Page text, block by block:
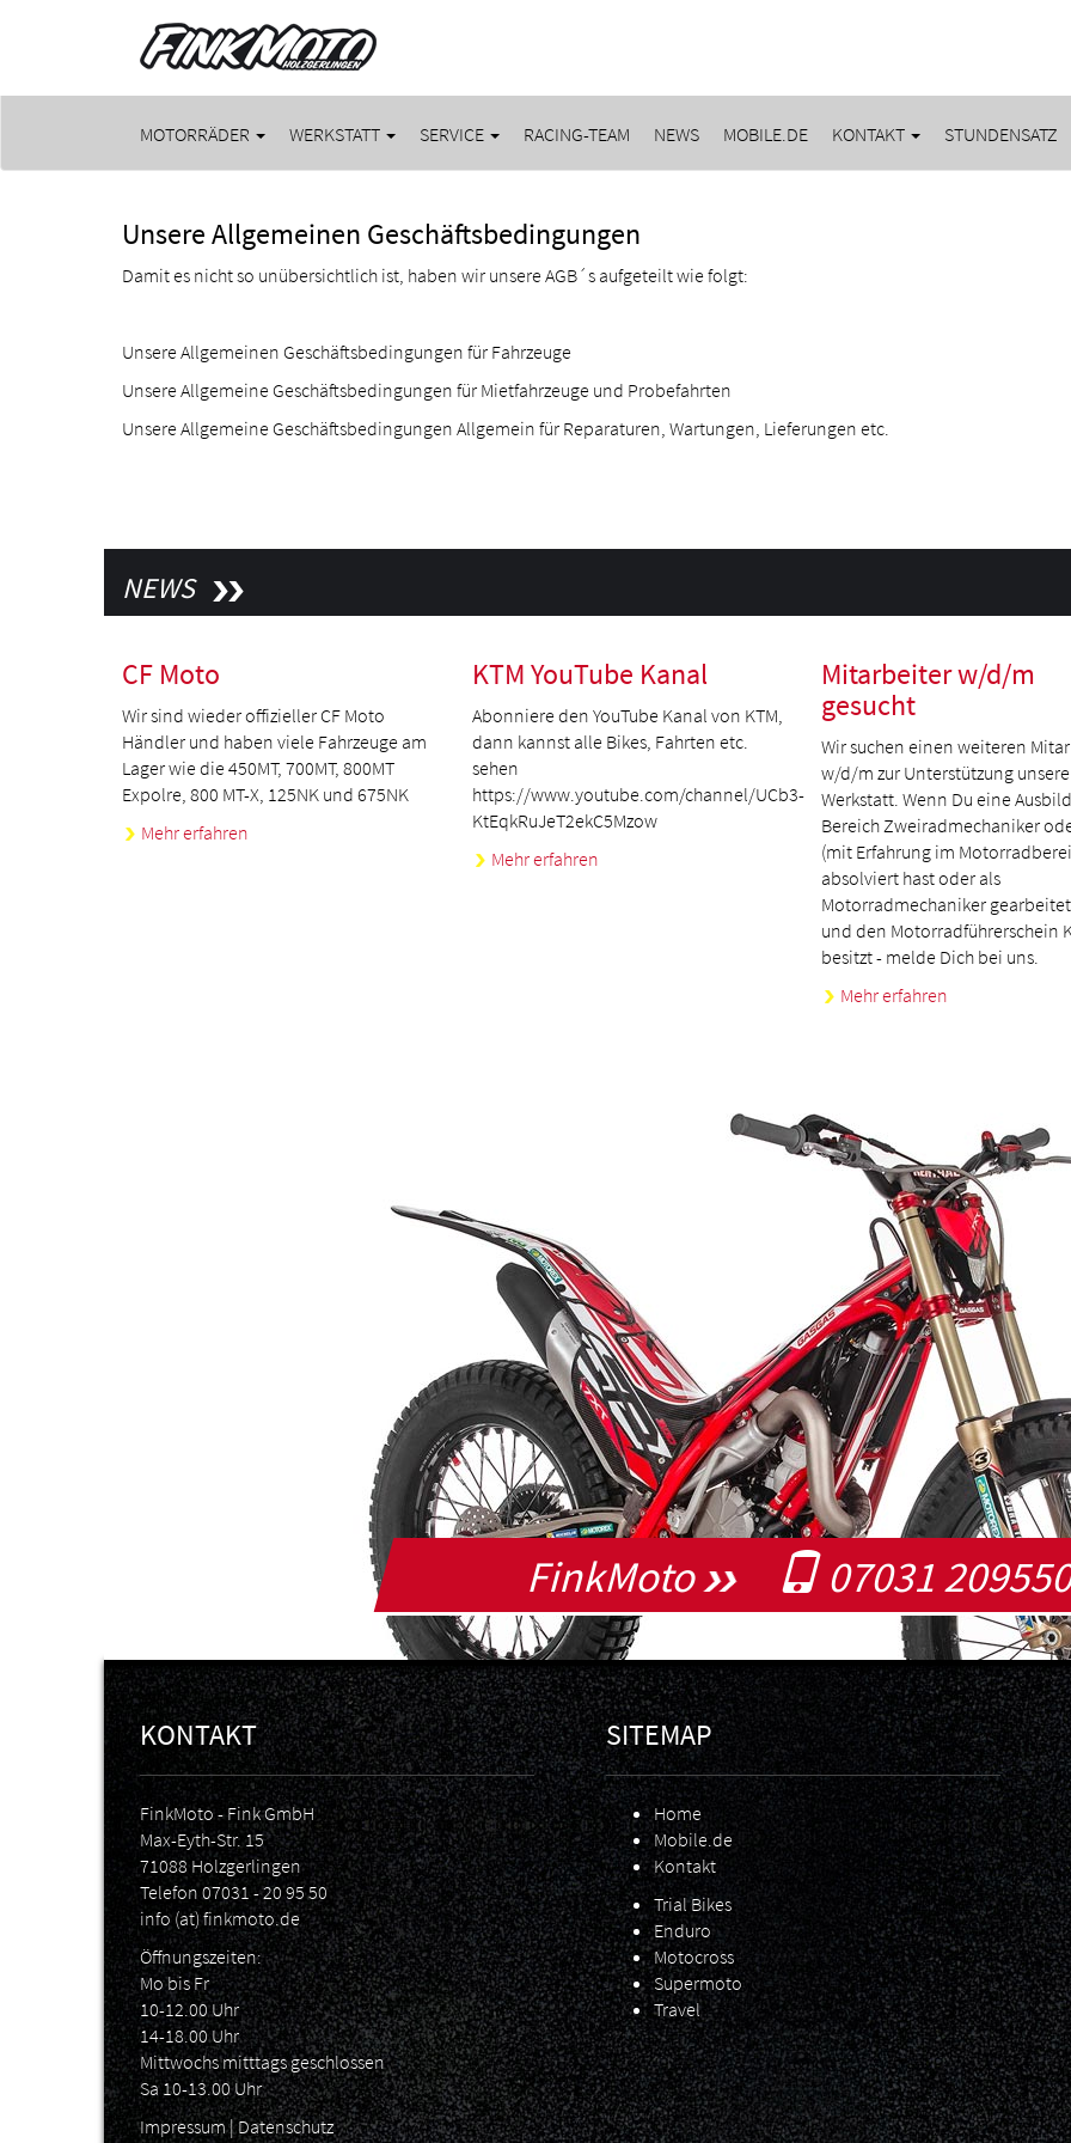
MOTORRÄDER WERKSTATT SERVICE RACING-TEAM NEWS MOBILE.DE KONTAKT STUNDENSATZ
Unsere Allgemeinen Geschäftsbedingungen
Damit es nicht so unübersichtlich ist, haben wir unsere AGB´s aufgeteilt wie folgt:
Unsere Allgemeinen Geschäftsbedingungen für Fahrzeuge
Unsere Allgemeine Geschäftsbedingungen für Mietfahrzeuge und Probefahrten
Unsere Allgemeine Geschäftsbedingungen Allgemein für Reparaturen, Wartungen, Lieferungen etc.
NEWS
CF Moto
Wir sind wieder offizieller CF Moto
Händler und haben viele Fahrzeuge am
Lager wie die 450MT, 700MT, 800MT
Expolre, 800 MT-X, 125NK und 675NK
Mehr erfahren
KTM YouTube Kanal
Abonniere den YouTube Kanal von KTM,
dann kannst alle Bikes, Fahrten etc.
sehen
https://www.youtube.com/channel/UCb3-
KtEqkRuJeT2ekC5Mzow
Mehr erfahren
Mitarbeiter w/d/m
gesucht
Wir suchen einen weiteren
w/d/m zur Unterstützung
Werkstatt. Wenn Du eine
Bereich Zweiradmechaniker
(mit Erfahrung im
absolviert hast oder als
Motorradmechaniker
und den Motorradführerschein
besitzt - melde Dich bei uns.
Mehr erfahren
FinkMoto 07031
KONTAKT
FinkMoto - Fink GmbH
Max-Eyth-Str. 15
71088 Holzgerlingen
Telefon07031 - 20 95 50
info (at) finkmoto.de
Öffnungszeiten:
Mo bis Fr
10-12.00 Uhr
14-18.00 Uhr
Mittwochs mitttags geschlossen
Sa 10-13.00 Uhr
Impressum|Datenschutz
SITEMAP
Home
Mobile.de
Kontakt
Trial Bikes
Enduro
Motocross
Supermoto
Travel